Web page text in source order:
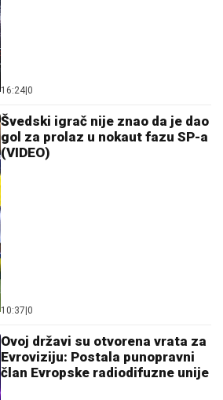
16:24 0
Švedski igrač nije znao da je dao
gol za prolaz u nokaut fazu SP-a
(VIDEO)
10:37 0
Ovoj državi su otvorena vrata za
Evroviziju: Postala punopravni
član Evropske radiodifuzne unije